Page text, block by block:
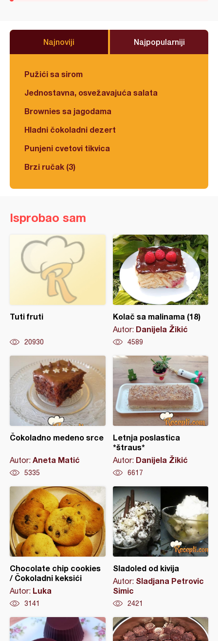
Najnoviji Najpopularniji
Pužići sa sirom
Jednostavna, osvežavajuća salata
Brownies sa jagodama
Hladni čokoladni dezert
Punjeni cvetovi tikvica
Brzi ručak (3)
Isprobao sam
Tuti fruti
20930
Kolač sa malinama (18)
Autor: Danijela Žikić
4589
Čokoladno medeno srce
Autor: Aneta Matić
5335
Letnja poslastica
*štraus*
Autor: Danijela Žikić
6617
Chocolate chip cookies
/ Čokoladni keksići
Autor: Luka
3141
Sladoled od kivija
Autor: Sladjana Petrovic
Simic
2421